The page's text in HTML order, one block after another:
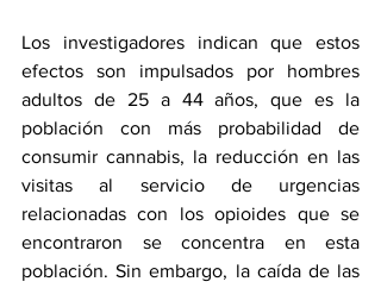
Los investigadores indican que estos
efectos son impulsados ​​por hombres
adultos de 25 a 44 años, que es la
población con más probabilidad de
consumir cannabis, la reducción en las
visitas al servicio de urgencias
relacionadas con los opioides que se
encontraron se concentra en esta
población. Sin embargo, la caída de las